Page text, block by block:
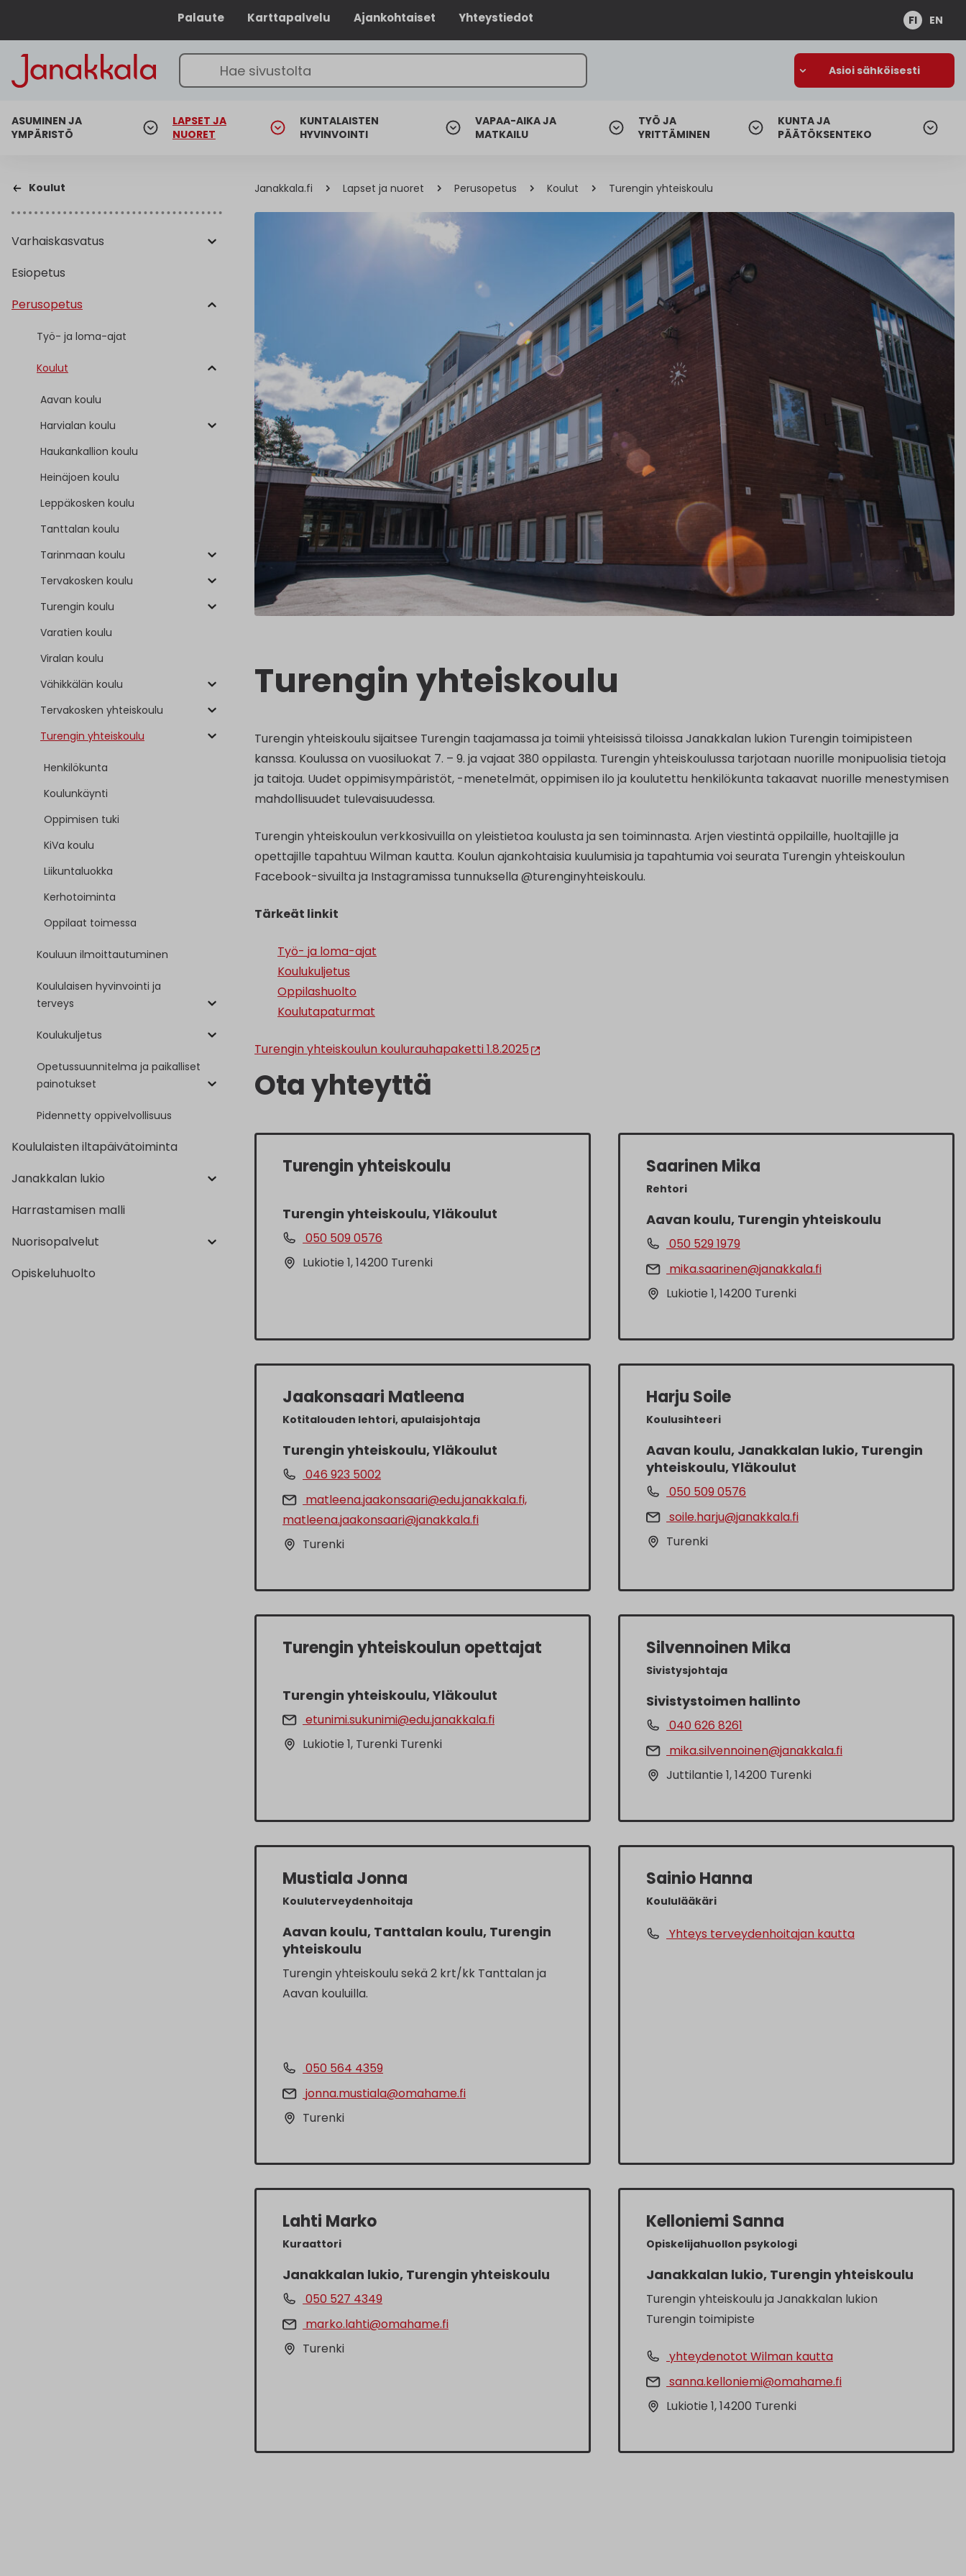
Palaute Karttapalvelu Ajankohtaiset Yhteystiedot FI EN
Asioi sähköisesti
ASUMINEN JA
YMPÄRISTÖ
LAPSET JA
NUORET
KUNTALAISTEN
HYVINVOINTI
VAPAA-AIKA JA
MATKAILU
TYÖ JA
YRITTÄMINEN
KUNTA JA
PÄÄTÖKSENTEKO
Koulut
Varhaiskasvatus
Esiopetus
Perusopetus
Työ- ja loma-ajat
Koulut
Aavan koulu
Harvialan koulu
Haukankallion koulu
Heinäjoen koulu
Leppäkosken koulu
Tanttalan koulu
Tarinmaan koulu
Tervakosken koulu
Turengin koulu
Varatien koulu
Viralan koulu
Vähikkälän koulu
Tervakosken yhteiskoulu
Turengin yhteiskoulu
Henkilökunta
Koulunkäynti
Oppimisen tuki
KiVa koulu
Liikuntaluokka
Kerhotoiminta
Oppilaat toimessa
Kouluun ilmoittautuminen
Koululaisen hyvinvointi ja
terveys
Koulukuljetus
Opetussuunnitelma ja paikalliset
painotukset
Pidennetty oppivelvollisuus
Koululaisten iltapäivätoiminta
Janakkalan lukio
Harrastamisen malli
Nuorisopalvelut
Opiskeluhuolto
Janakkala.fi Lapset ja nuoret Perusopetus Koulut Turengin yhteiskoulu
Turengin yhteiskoulu
Turengin yhteiskoulu sijaitsee Turengin taajamassa ja toimii yhteisissä tiloissa Janakkalan lukion Turengin toimipisteen
kanssa. Koulussa on vuosiluokat 7. – 9. ja vajaat 380 oppilasta. Turengin yhteiskoulussa tarjotaan nuorille monipuolisia tietoja
ja taitoja. Uudet oppimisympäristöt, -menetelmät, oppimisen ilo ja koulutettu henkilökunta takaavat nuorille menestymisen
mahdollisuudet tulevaisuudessa.
Turengin yhteiskoulun verkkosivuilla on yleistietoa koulusta ja sen toiminnasta. Arjen viestintä oppilaille, huoltajille ja
opettajille tapahtuu Wilman kautta. Koulun ajankohtaisia kuulumisia ja tapahtumia voi seurata Turengin yhteiskoulun
Facebook-sivuilta ja Instagramissa tunnuksella @turenginyhteiskoulu.
Tärkeät linkit
Työ- ja loma-ajat
Koulukuljetus
Oppilashuolto
Koulutapaturmat
Turengin yhteiskoulun koulurauhapaketti 1.8.2025
Ota yhteyttä
Turengin yhteiskoulu
Turengin yhteiskoulu, Yläkoulut
050 509 0576
Lukiotie 1, 14200 Turenki
Saarinen Mika
Rehtori
Aavan koulu, Turengin yhteiskoulu
050 529 1979
mika.saarinen@janakkala.fi
Lukiotie 1, 14200 Turenki
Jaakonsaari Matleena
Kotitalouden lehtori, apulaisjohtaja
Turengin yhteiskoulu, Yläkoulut
046 923 5002
matleena.jaakonsaari@edu.janakkala.fi,
matleena.jaakonsaari@janakkala.fi
Turenki
Harju Soile
Koulusihteeri
Aavan koulu, Janakkalan lukio, Turengin
yhteiskoulu, Yläkoulut
050 509 0576
soile.harju@janakkala.fi
Turenki
Turengin yhteiskoulun opettajat
Turengin yhteiskoulu, Yläkoulut
etunimi.sukunimi@edu.janakkala.fi
Lukiotie 1, Turenki Turenki
Silvennoinen Mika
Sivistysjohtaja
Sivistystoimen hallinto
040 626 8261
mika.silvennoinen@janakkala.fi
Juttilantie 1, 14200 Turenki
Mustiala Jonna
Kouluterveydenhoitaja
Aavan koulu, Tanttalan koulu, Turengin
yhteiskoulu
Turengin yhteiskoulu sekä 2 krt/kk Tanttalan ja
Aavan kouluilla.
050 564 4359
jonna.mustiala@omahame.fi
Turenki
Sainio Hanna
Koululääkäri
Yhteys terveydenhoitajan kautta
Lahti Marko
Kuraattori
Janakkalan lukio, Turengin yhteiskoulu
050 527 4349
marko.lahti@omahame.fi
Turenki
Kelloniemi Sanna
Opiskelijahuollon psykologi
Janakkalan lukio, Turengin yhteiskoulu
Turengin yhteiskoulu ja Janakkalan lukion
Turengin toimipiste
yhteydenotot Wilman kautta
sanna.kelloniemi@omahame.fi
Lukiotie 1, 14200 Turenki